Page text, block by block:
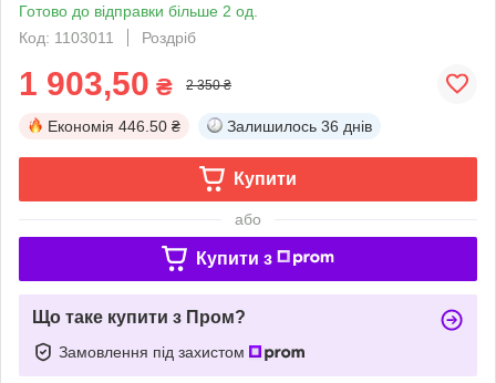
Готово до відправки більше 2 од.
Код: 1103011
Роздріб
1 903,50 ₴ 2 350 ₴
Економія 446.50 ₴ Залишилось 36 днів
Купити
або
Купити з
Що таке купити з Пром?
Замовлення під захистом